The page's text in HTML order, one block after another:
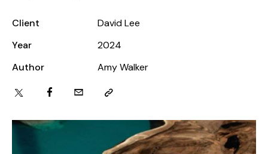
Client
David Lee
Year
2024
Author
Amy Walker